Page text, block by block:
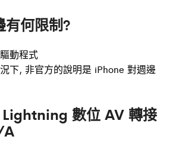
有何限制?
動程式
下, 非官方的說明是 iPhone 對週邊
Lightning 數位 AV 轉接
A